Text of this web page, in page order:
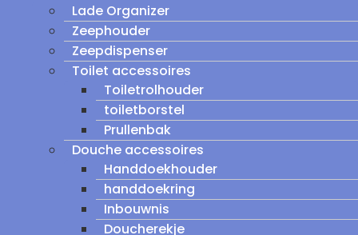
Lade Organizer
Zeephouder
Zeepdispenser
Toilet accessoires
Toiletrolhouder
toiletborstel
Prullenbak
Douche accessoires
Handdoekhouder
handdoekring
Inbouwnis
Doucherekje